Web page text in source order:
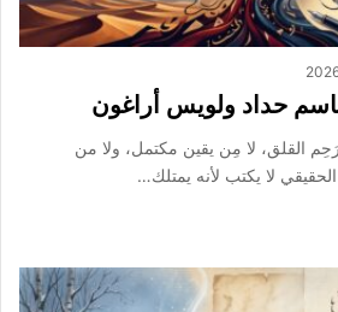
حداد ولويس أراغون
القلق، لا مِن يقين مكتمل، ولا من
لا يكتب لأنه يمتلك…